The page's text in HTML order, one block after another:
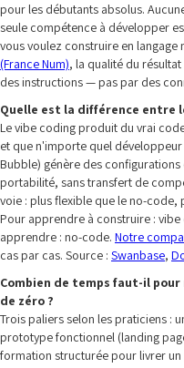
pour les débutants absolus.
seule compétence à développer
vous voulez construire en langage
(France Num), la qualité du
des instructions — pas par des
Quelle est la différence entre
Le vibe coding produit du vrai
et que n'importe quel
Bubble) génère des
portabilité, sans transfert de
voie : plus flexible que le no-
Pour apprendre à construire :
apprendre : no-code. Notre
cas par cas. Source : Swanbase,
Combien de temps faut-il
de zéro ?
Trois paliers selon les praticiens :
prototype fonctionnel (landing
formation structurée pour livrer